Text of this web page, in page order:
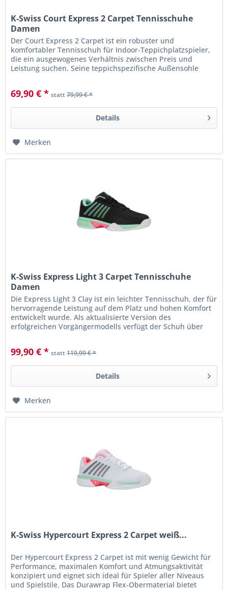
K-Swiss Court Express 2 Carpet Tennisschuhe
Damen
Der Court Express 2 Carpet ist ein robuster und
komfortabler Tennisschuh für Indoor-Teppichplatzspieler,
die ein ausgewogenes Verhältnis zwischen Preis und
Leistung suchen. Seine teppichspezifische Außensohle
69,90 € * statt79,99 € *
Details
Merken
K-Swiss Express Light 3 Carpet Tennisschuhe
Damen
Die Express Light 3 Clay ist ein leichter Tennisschuh, der für
hervorragende Leistung auf dem Platz und hohen Komfort
entwickelt wurde. Als aktualisierte Version des
erfolgreichen Vorgängermodells verfügt der Schuh über
99,90 € * statt119,99 € *
Details
Merken
K-Swiss Hypercourt Express 2 Carpet weiß...
Der Hypercourt Express 2 Carpet ist mit wenig Gewicht für
Performance, maximalen Komfort und Atmungsaktivität
konzipiert und eignet sich ideal für Spieler aller Niveaus
und Spielstile. Das Durawrap Flex-Obermaterial bietet